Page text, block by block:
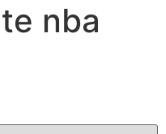
nba